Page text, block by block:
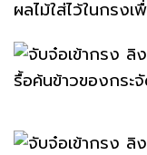
ผลไม้ใส่ไว้ในกรงเ